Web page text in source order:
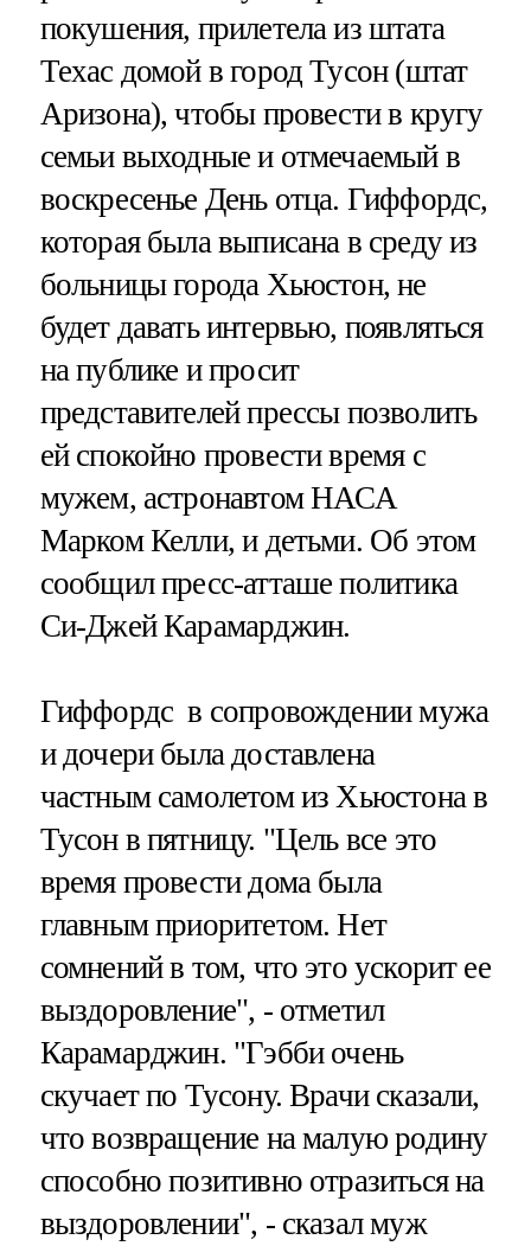
покушения, прилетела из штата
Техас домой в город Тусон (штат
Аризона), чтобы провести в кругу
семьи выходные и отмечаемый в
воскресенье День отца. Гиффордс,
которая была выписана в среду из
больницы города Хьюстон, не
будет давать интервью, появляться
на публике и просит
представителей прессы позволить
ей спокойно провести время с
мужем, астронавтом НАСА
Марком Келли, и детьми. Об этом
сообщил пресс-атташе политика
Си-Джей Карамарджин.
Гиффордс в сопровождении мужа
и дочери была доставлена
частным самолетом из Хьюстона в
Тусон в пятницу. "Цель все это
время провести дома была
главным приоритетом. Нет
сомнений в том, что это ускорит ее
выздоровление", - отметил
Карамарджин. "Гэбби очень
скучает по Тусону. Врачи сказали,
что возвращение на малую родину
способно позитивно отразиться на
выздоровлении", - сказал муж